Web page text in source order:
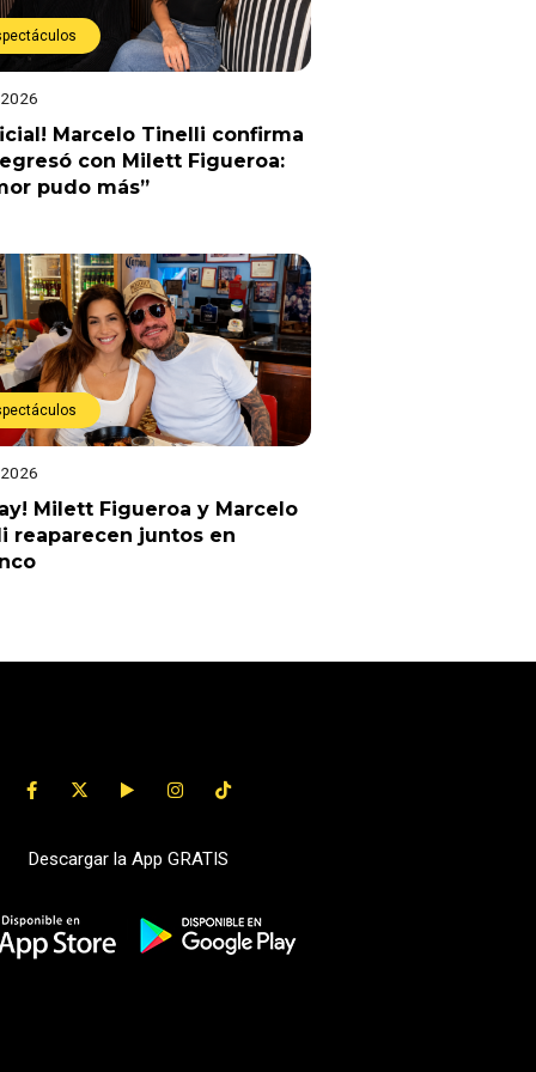
Marcelo Tinelli confirma
con Milett Figueroa:
pudo más”
Milett Figueroa y Marcelo
reaparecen juntos en
Descargar la App GRATIS